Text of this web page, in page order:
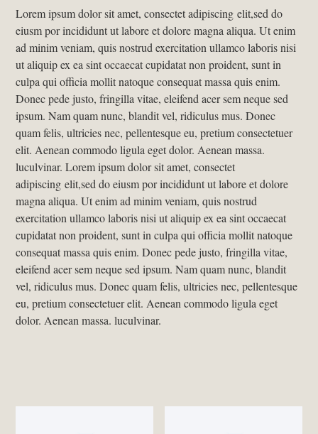
Lorem ipsum dolor sit amet, consectet adipiscing elit,sed do
eiusm por incididunt ut labore et dolore magna aliqua. Ut enim
ad minim veniam, quis nostrud exercitation ullamco laboris nisi
ut aliquip ex ea sint occaecat cupidatat non proident, sunt in
culpa qui officia mollit natoque consequat massa quis enim.
Donec pede justo, fringilla vitae, eleifend acer sem neque sed
ipsum. Nam quam nunc, blandit vel, ridiculus mus. Donec
quam felis, ultricies nec, pellentesque eu, pretium consectetuer
elit. Aenean commodo ligula eget dolor. Aenean massa.
luculvinar. Lorem ipsum dolor sit amet, consectet
adipiscing elit,sed do eiusm por incididunt ut labore et dolore
magna aliqua. Ut enim ad minim veniam, quis nostrud
exercitation ullamco laboris nisi ut aliquip ex ea sint occaecat
cupidatat non proident, sunt in culpa qui officia mollit natoque
consequat massa quis enim. Donec pede justo, fringilla vitae,
eleifend acer sem neque sed ipsum. Nam quam nunc, blandit
vel, ridiculus mus. Donec quam felis, ultricies nec, pellentesque
eu, pretium consectetuer elit. Aenean commodo ligula eget
dolor. Aenean massa. luculvinar.